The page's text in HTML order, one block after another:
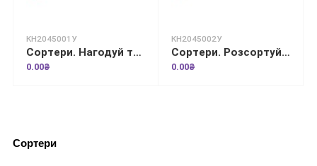
КН2045001У
Сортери. Нагодуй тваринок
0.00₴
КН2045002У
Сортери. Розсортуй сміття
0.00₴
Сортери